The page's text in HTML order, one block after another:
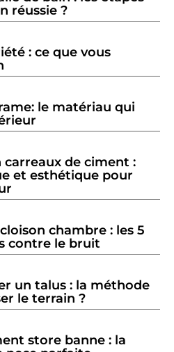
réussie ?
: ce que vous
le matériau qui
de ciment :
et esthétique pour
chambre : les 5
contre le bruit
un talus : la méthode
le terrain ?
store banne : la